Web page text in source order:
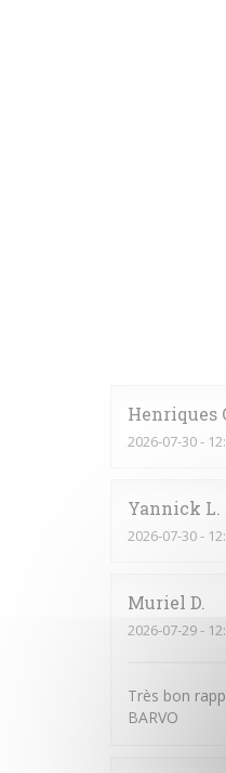
Henriques
2026-07-30-
Yannick L
2026-07-30-
Muriel D
2026-07-29-
Très bon
BARVO